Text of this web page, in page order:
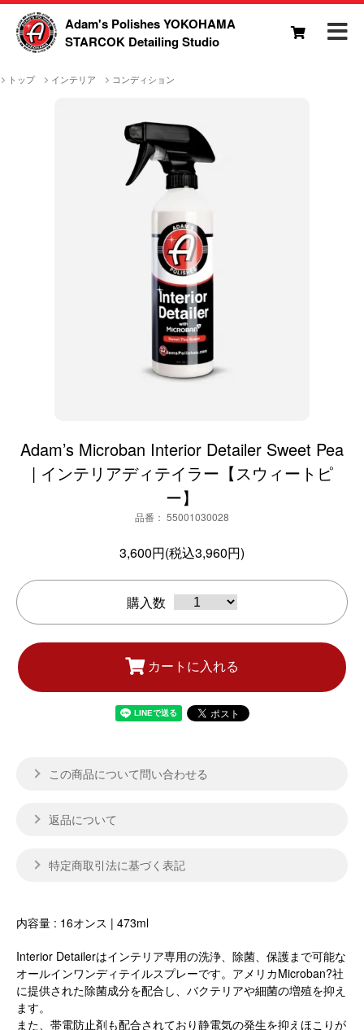
Adam's Polishes YOKOHAMA
STARCOK Detailing Studio
トップ インテリア コンディション
Adam’s Microban Interior Detailer Sweet Pea
| インテリアディテイラー【スウィートピ
ー】
品番： 55001030028
3,600円(税込3,960円)
購入数
カートに入れる
この商品について問い合わせる
返品について
特定商取引法に基づく表記
内容量 : 16オンス | 473ml
Interior Detailerはインテリア専用の洗浄、除菌、保護まで可能な
オールインワンディテイルスプレーです。アメリカMicroban?社
に提供された除菌成分を配合し、バクテリアや細菌の増殖を抑え
ます。
また、帯電防止剤も配合されており静電気の発生を抑えほこりが